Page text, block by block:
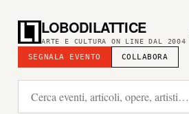
LOBODILATTICE
ARTE E CULTURA ON LINE DAL 2004
SEGNALA EVENTO COLLABORA